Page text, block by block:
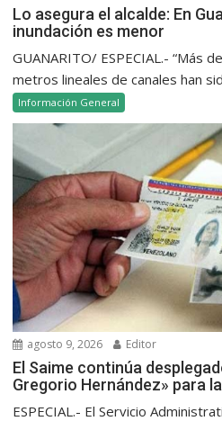
Lo asegura el alcalde: En
inundación es menor
GUANARITO/ ESPECIAL.- “Más
metros lineales de canales han
Información General
agosto 9, 2026 Editor
El Saime continúa
Gregorio Hernández» para
ESPECIAL.- El Servicio